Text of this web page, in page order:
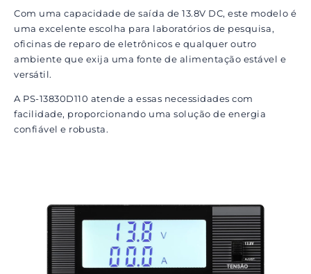
Com uma capacidade de saída de 13.8V DC, este modelo é
uma excelente escolha para laboratórios de pesquisa,
oficinas de reparo de eletrônicos e qualquer outro
ambiente que exija uma fonte de alimentação estável e
versátil.
A PS-13830D110 atende a essas necessidades com
facilidade, proporcionando uma solução de energia
confiável e robusta.